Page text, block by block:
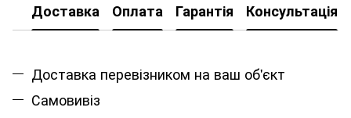
Доставка Оплата Гарантія Консультація
Доставка перевізником на ваш об'єкт
Самовивіз